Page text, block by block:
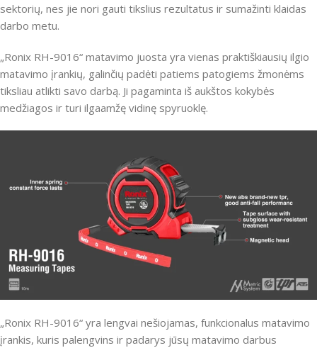
sektorių, nes jie nori gauti tikslius rezultatus ir sumažinti klaidas
darbo metu.
„Ronix RH-9016“ matavimo juosta yra vienas praktiškiausių ilgio
matavimo įrankių, galinčių padėti patiems patogiems žmonėms
tiksliau atlikti savo darbą. Ji pagaminta iš aukštos kokybės
medžiagos ir turi ilgaamžę vidinę spyruoklę.
„Ronix RH-9016“ yra lengvai nešiojamas, funkcionalus matavimo
įrankis, kuris palengvins ir padarys jūsų matavimo darbus